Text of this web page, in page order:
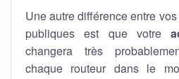
Une autre différence entre
publiques est que votre
changera très
chaque routeur dans le